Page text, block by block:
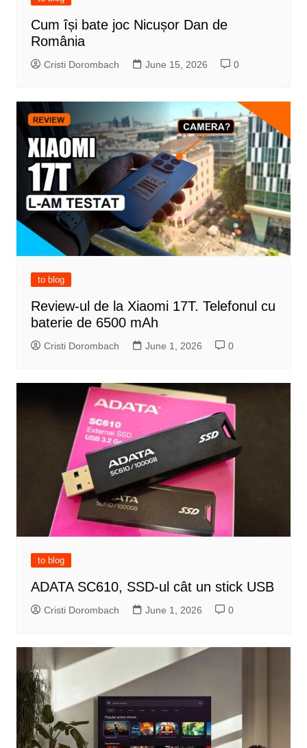
Cum își bate joc Nicușor Dan de
România
Cristi Dorombach June 15, 2026 0
to blog
Review-ul de la Xiaomi 17T. Telefonul cu
baterie de 6500 mAh
Cristi Dorombach June 1, 2026 0
to blog
ADATA SC610, SSD-ul cât un stick USB
Cristi Dorombach June 1, 2026 0